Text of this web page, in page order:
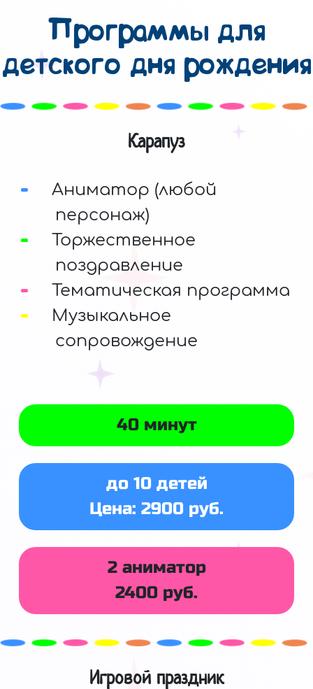
Программы для
детского дня рождения
Карапуз
Аниматор (любой
персонаж)
Торжественное
поздравление
Тематическая программа
Музыкальное
сопровождение
40 минут
до 10 детей
Цена: 2900 руб.
2 аниматор
2400 руб.
Игровой праздник